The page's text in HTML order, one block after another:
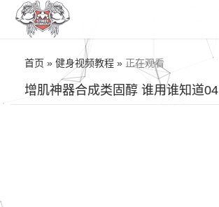
首页 » 健身视频教程 » 正在观看
增肌神器合成类固醇 谁用谁知道04